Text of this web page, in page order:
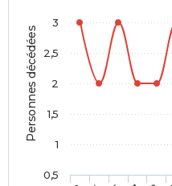
Personnes décédées
0,5
1
1,5
2
2,5
3